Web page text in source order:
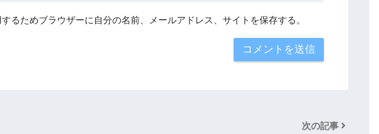
るためブラウザーに自分の名前、メールアドレス、サイトを保存する。
次の記事